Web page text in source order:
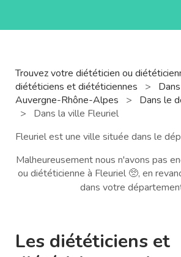
Trouvez votre diététicien ou
diététiciens et diététiciennes
>
Auvergne-Rhône-Alpes
>
Dans le
>
Dans la ville Fleuriel
Fleuriel est une ville située dans le
Malheureusement nous n'avons pas
ou diététicienne à Fleuriel 🥺, en
dans votre
Les diététiciens et